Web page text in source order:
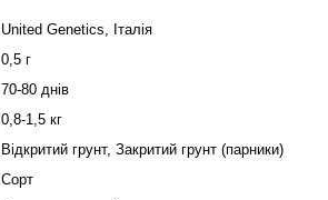
United Genetics, Італія
0,5 г
70-80 днів
0,8-1,5 кг
Відкритий грунт, Закритий грунт (парники)
Сорт